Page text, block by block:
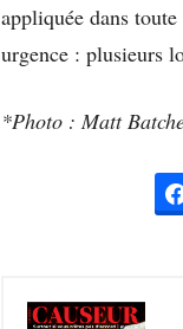
appliquée dans
urgence : plusieurs
*Photo : Matt